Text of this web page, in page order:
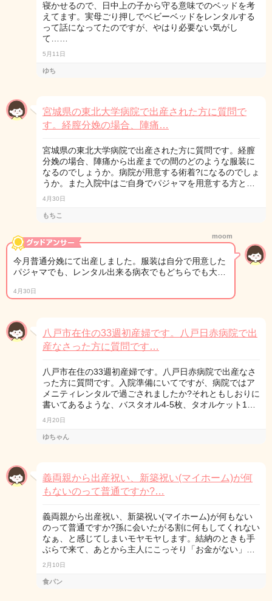
寝かせるので、日中上の子から守る意味でのベッドを考
えてます。実母ごり押しでベビーベッドをレンタルする
って話になってたのですが、やはり必要ない気がし
て……
5月11日
ゆち
宮城県の東北大学病院で出産された方に質問で
す。経膣分娩の場合、陣痛…
宮城県の東北大学病院で出産された方に質問です。経膣
分娩の場合、陣痛から出産までの間のどのような服装に
なるのでしょうか。病院が用意する術着?になるのでしょ
うか。また入院中はご自身でパジャマを用意する方と…
4月30日
もちこ
moom
今月普通分娩にて出産しました。服装は自分で用意した
パジャマでも、レンタル出来る病衣でもどちらでも大…
4月30日
八戸市在住の33週初産婦です。八戸日赤病院で出
産なさった方に質問です…
八戸市在住の33週初産婦です。八戸日赤病院で出産なさ
った方に質問です。入院準備にいてですが、病院ではア
メニティレンタルで過ごされましたか?それともしおりに
書いてあるような、バスタオル4-5枚、タオルケット1…
4月20日
ゆちゃん
義両親から出産祝い、新築祝い(マイホーム)が何
もないのって普通ですか?…
義両親から出産祝い、新築祝い(マイホーム)が何もない
のって普通ですか?孫に会いたがる割に何もしてくれない
なぁ、と感じてしまいモヤモヤします。結納のときも手
ぶらで来て、あとから主人にこっそり「お金がない」…
2月10日
食パン